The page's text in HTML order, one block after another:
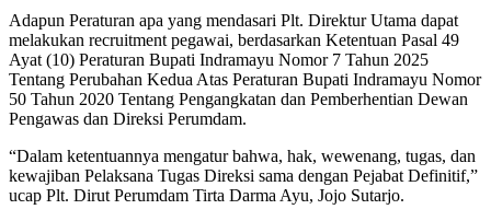
Adapun Peraturan apa yang mendasari Plt. Direktur Utama dapat
melakukan recruitment pegawai, berdasarkan Ketentuan Pasal 49
Ayat (10) Peraturan Bupati Indramayu Nomor 7 Tahun 2025
Tentang Perubahan Kedua Atas Peraturan Bupati Indramayu Nomor
50 Tahun 2020 Tentang Pengangkatan dan Pemberhentian Dewan
Pengawas dan Direksi Perumdam.
“Dalam ketentuannya mengatur bahwa, hak, wewenang, tugas, dan
kewajiban Pelaksana Tugas Direksi sama dengan Pejabat Definitif,”
ucap Plt. Dirut Perumdam Tirta Darma Ayu, Jojo Sutarjo.